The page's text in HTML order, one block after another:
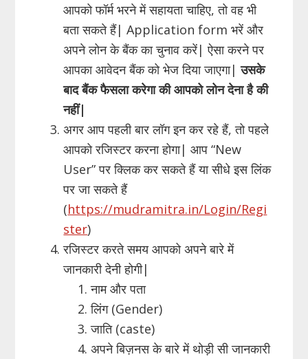
आपको फॉर्म भरने में सहायता चाहिए, तो वह भी
बता सकते हैं| Application form भरें और
अपने लोन के बैंक का चुनाव करें| ऐसा करने पर
आपका आवेदन बैंक को भेज दिया जाएगा|उसके
बाद बैंक फैसला करेगा की आपको लोन देना है की
नहीं|
अगर आप पहली बार लॉग इन कर रहे हैं, तो पहले
आपको रजिस्टर करना होगा| आप “New
User” पर क्लिक कर सकते हैं या सीधे इस लिंक
पर जा सकते हैं
(https://mudramitra.in/Login/Regi
ster)
रजिस्टर करते समय आपको अपने बारे में
जानकारी देनी होगी|
नाम और पता
लिंग (Gender)
जाति (caste)
अपने बिज़नस के बारे में थोड़ी सी जानकारी